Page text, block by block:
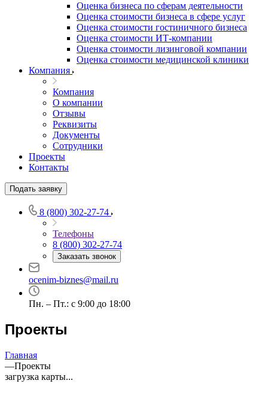
Оценка бизнеса по сферам деятельности
Оценка стоимости бизнеса в сфере услуг
Оценка стоимости гостиничного бизнеса
Оценка стоимости ИТ-компании
Оценка стоимости лизинговой компании
Оценка стоимости медицинской клиники
Компания
Компания
О компании
Отзывы
Реквизиты
Документы
Сотрудники
Проекты
Контакты
Подать заявку
8 (800) 302-27-74
Телефоны
8 (800) 302-27-74
Заказать звонок
ocenim-biznes@mail.ru
Пн. – Пт.: с 9:00 до 18:00
Проекты
Главная
—Проекты
загрузка карты...